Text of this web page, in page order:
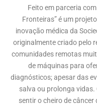
Feito em parceria com
Fronteiras” é um
inovação médica da
originalmente criado pelo
comunidades remotas
de máquinas para
diagnósticos; apesar das
salva ou prolonga
sentir o cheiro de